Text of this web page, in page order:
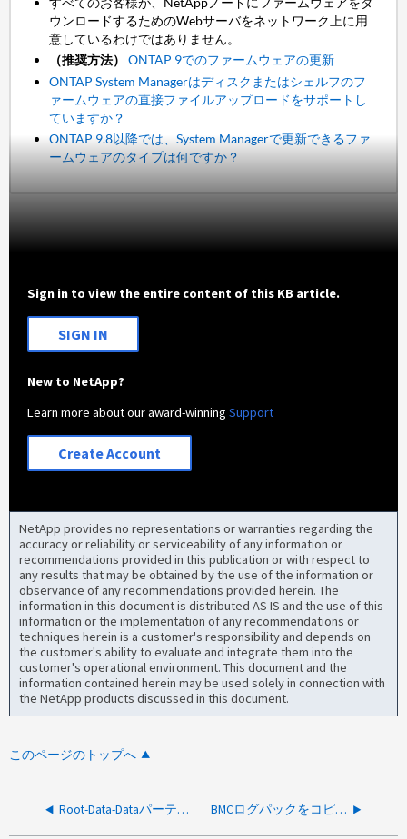
ウンロードするためのWebサーバをネットワーク上に用
意しているわけではありません。
（推奨方法）
ONTAP 9でのファームウェアの更新
ONTAP System Managerはディスクまたはシェルフのフ
ァームウェアの直接ファイルアップロードをサポートし
ていますか？
ONTAP 9.8以降では、System Managerで更新できるファ
ームウェアのタイプは何ですか？
Sign in to view the entire content of this KB article.
SIGN IN
New to NetApp?
Learn more about our award-winningSupport
Create Account
NetApp provides no representations or warranties regarding the
accuracy or reliability or serviceability of any information or
recommendations provided in this publication or with respect to
any results that may be obtained by the use of the information or
observance of any recommendations provided herein. The
information in this document is distributed AS IS and the use of this
information or the implementation of any recommendations or
techniques herein is a customer's responsibility and depends on
the customer's ability to evaluate and integrate them into the
customer's operational environment. This document and the
information contained herein may be used solely in connection with
the NetApp products discussed in this document.
このページのトップへ
Root-Data-Dataパーティショニング用にシステムを変換または初期化する方法 BMCログパックをコピーする方法